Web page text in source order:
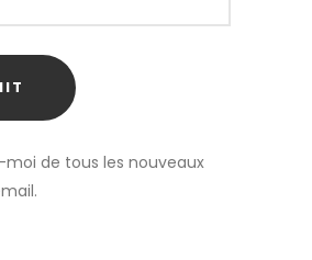
moi de tous les nouveaux